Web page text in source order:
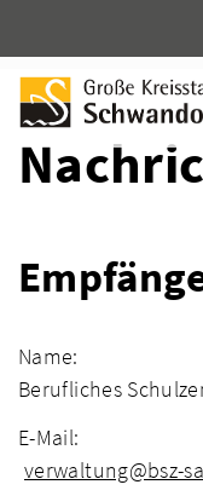
Name:
Berufliches
E-Mail:
verwaltung@bsz-